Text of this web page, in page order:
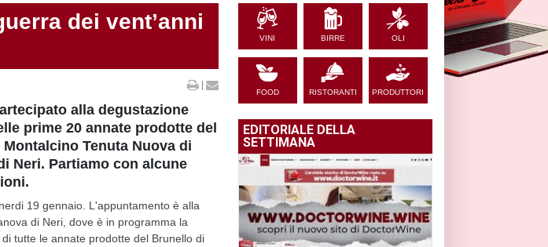
dei vent’anni
|
alla degustazione
prime 20 annate prodotte del
Tenuta Nuova di
Neri. Partiamo con alcune
19 gennaio. L'appuntamento è alla
di Neri, dove è in programma la
tutte le annate prodotte del Brunello di
VINI BIRRE OLI
FOOD RISTORANTI PRODUTTORI
EDITORIALE DELLA
SETTIMANA